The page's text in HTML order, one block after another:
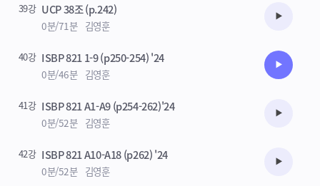
39강 UCP 38조 (p.242)
0분/71분 김영훈 수강준비
40강 ISBP 821 1-9 (p250-254) '24
0분/46분 김영훈 수강준비
41강 ISBP 821 A1-A9 (p254-262)'24
0분/52분 김영훈 수강준비
42강 ISBP 821 A10-A18 (p262) '24
0분/52분 김영훈 수강준비